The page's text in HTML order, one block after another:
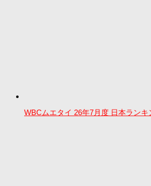
WBCムエタイ 26年7月度 日本ランキ